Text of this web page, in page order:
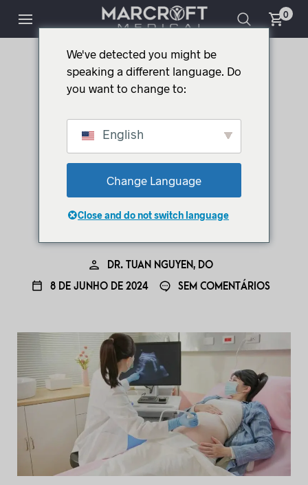
0
ARTIGO AVALIAÇÃO DO PRODUTO
para Investir num
Ecógrafo Portátil
Philips para a Sua
Clínica
DR. TUAN NGUYEN, DO
8 DE JUNHO DE 2024
SEM COMENTÁRIOS
We've detected you might be
speaking a different language. Do
you want to change to:
English
Change Language
Close and do not switch language